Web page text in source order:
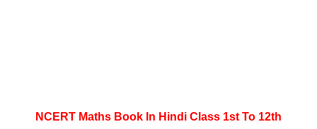
NCERT Maths Book In Hindi Class 1st To 12th